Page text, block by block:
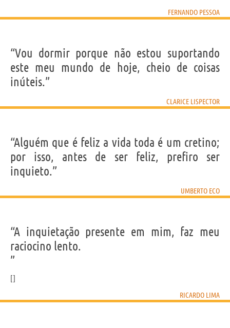
FERNANDO PESSOA
“Vou dormir porque não estou suportando
este meu mundo de hoje, cheio de coisas
inúteis.”
CLARICE LISPECTOR
“Alguém que é feliz a vida toda é um cretino;
por isso, antes de ser feliz, prefiro ser
inquieto.”
UMBERTO ECO
“A inquietação presente em mim, faz meu
raciocino lento.
”
RICARDO LIMA